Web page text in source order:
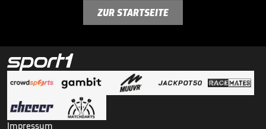
ZUR STARTSEITE
Impressum